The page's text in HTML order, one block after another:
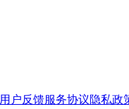
用户反馈服务协议隐私政